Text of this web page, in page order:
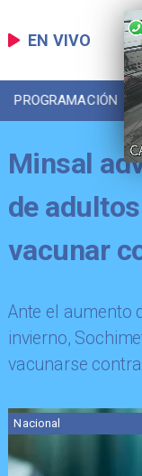
EN VIVO
PROGRAMACIÓN
Minsal
de
vacunar
Ante el aumento
invierno,
vacunarse
Nacional